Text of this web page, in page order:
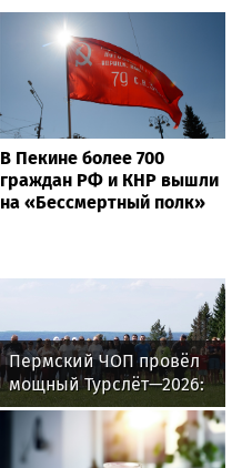
В Пекине более 700
граждан РФ и КНР вышли
на «Бессмертный полк»
Пермский ЧОП провёл
мощный Турслёт—2026:
фото, результаты и
впечатления от
мероприятия